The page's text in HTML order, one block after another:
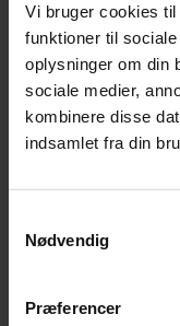
Vi bruger cookies
funktioner til
oplysninger om din
sociale medier,
kombinere disse
indsamlet fra din
Nødvendig
Præferencer